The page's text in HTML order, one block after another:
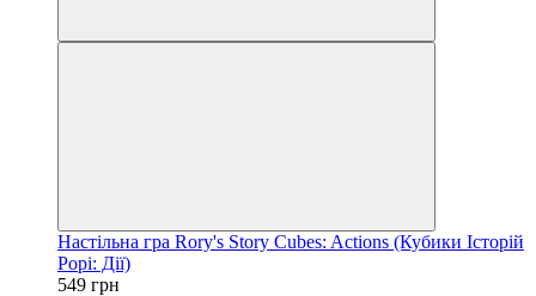
Настільна гра Rory's Story Cubes: Actions (Кубики Історій
Рорі: Дії)
549 грн